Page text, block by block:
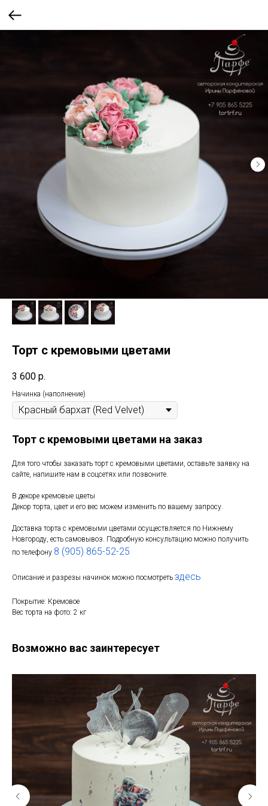
Торт с кремовыми цветами
3 600 р.
Начинка (наполнение)
Торт с кремовыми цветами на заказ
Для того чтобы заказать торт с кремовыми цветами, оставьте заявку на
сайте, напишите нам в соцсетях или позвоните.
В декоре кремовые цветы
Декор торта, цвет и его вес можем изменить по вашему запросу.
Доставка торта с кремовыми цветами осуществляется по Нижнему
Новгороду, есть самовывоз. Подробную консультацию можно получить
по телефону 8 (905) 865-52-25
Описание и разрезы начинок можно посмотреть здесь
Покрытие: Кремовое
Вес торта на фото: 2 кг
Возможно вас заинтересует